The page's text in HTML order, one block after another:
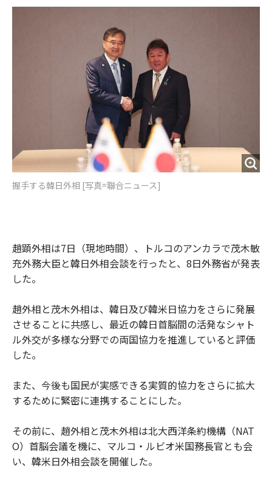
握手する韓日外相 [写真=聯合ニュース]
趙顕外相は7日（現地時間）、トルコのアンカラで茂木敏
充外務大臣と韓日外相会談を行ったと、8日外務省が発表
した。
趙外相と茂木外相は、韓日及び韓米日協力をさらに発展
させることに共感し、最近の韓日首脳間の活発なシャト
ル外交が多様な分野での両国協力を推進していると評価
した。
また、今後も国民が実感できる実質的協力をさらに拡大
するために緊密に連携することにした。
その前に、趙外相と茂木外相は北大西洋条約機構（NAT
O）首脳会議を機に、マルコ・ルビオ米国務長官とも会
い、韓米日外相会談を開催した。